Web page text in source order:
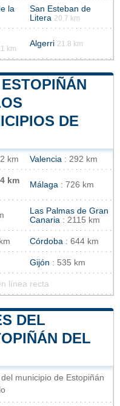
la
San Esteban de
Litera 20.7 km
km
Algerri 21.8 km
DE
km Valencia : 292 km
km Málaga : 726 km
Las Palmas de Gran
Canaria : 2115 km
Córdoba : 644 km
Gijón : 535 km
línea recta
DEL
DEL
municipio de Estopiñán